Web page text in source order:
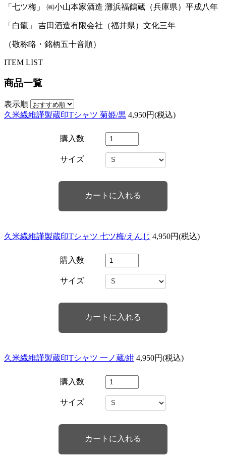
「七ツ梅」 ㈱小山本家酒造 灘浜福鶴蔵（兵庫県）平成八年
「白龍」 吉田酒造有限会社（福井県）文化三年
（敬称略・銘柄五十音順）
ITEM LIST
商品一覧
表示順
久米繊維謹製蔵印Tシャツ 菊姫/黒 4,950円(税込)
購入数
サイズ
久米繊維謹製蔵印Tシャツ 七ツ梅/えんじ 4,950円(税込)
購入数
サイズ
久米繊維謹製蔵印Tシャツ 一ノ蔵/紺 4,950円(税込)
購入数
サイズ